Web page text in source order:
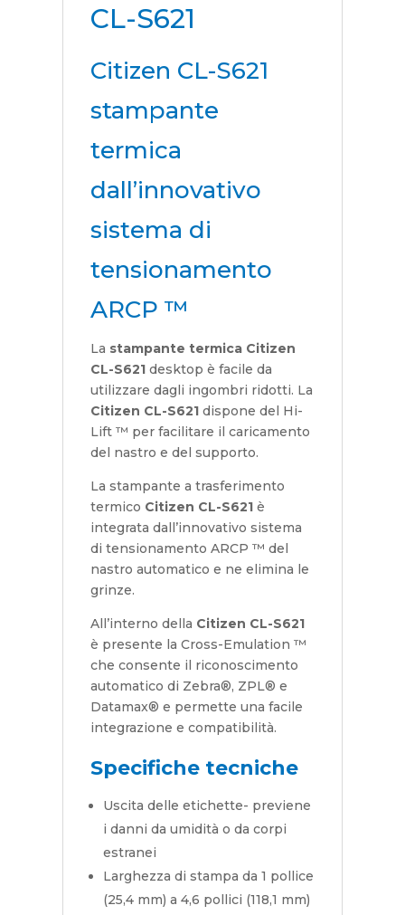
CL-S621
Citizen CL-S621
stampante
termica
dall’innovativo
sistema di
tensionamento
ARCP ™
La stampante termica Citizen
CL-S621desktop è facile da
utilizzare dagli ingombri ridotti. La
Citizen CL-S621dispone del Hi-
Lift ™ per facilitare il caricamento
del nastro e del supporto.
La stampante a trasferimento
termico Citizen CL-S621è
integrata dall’innovativo sistema
di tensionamento ARCP ™ del
nastro automatico e ne elimina le
grinze.
All’interno della Citizen CL-S621
è presente la Cross-Emulation ™
che consente il riconoscimento
automatico di Zebra®, ZPL® e
Datamax® e permette una facile
integrazione e compatibilità.
Specifiche tecniche
Uscita delle etichette- previene
i danni da umidità o da corpi
estranei
Larghezza di stampa da 1 pollice
(25,4 mm) a 4,6 pollici (118,1 mm)